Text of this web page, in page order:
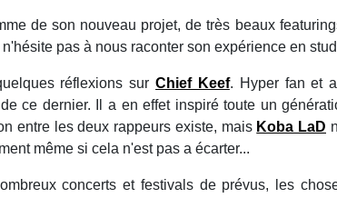
de son nouveau projet, de très beaux
n'hésite pas à nous raconter son expérience en
réflexions surChief Keef. Hyper fan et
ce dernier. Il a en effet inspiré toute un
entre les deux rappeurs existe, mais Koba LaD
même si cela n'est pas a écarter...
concerts et festivals de prévus, les